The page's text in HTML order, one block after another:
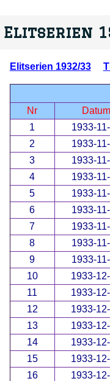
Elitserien
Elitserien 1932/33
Nr
Datum
1
1933-
2
1933-
3
1933-
4
1933-
5
1933-
6
1933-
7
1933-
8
1933-
9
1933-
10
1933-
11
1933-
12
1933-
13
1933-
14
1933-
15
1933-
16
1933-